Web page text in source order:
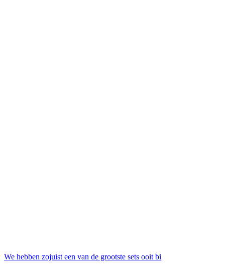
We hebben zojuist een van de grootste sets ooit bi